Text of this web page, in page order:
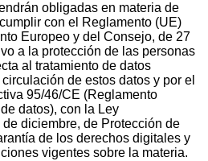
obligadas en materia de
con el Reglamento (UE)
Europeo y del Consejo, de 27
a la protección de las personas
al tratamiento de datos
de estos datos y por el
95/46/CE (Reglamento
datos), con la Ley
diciembre, de Protección de
de los derechos digitales y
vigentes sobre la materia.